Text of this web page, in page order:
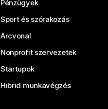
Pénzügyek
Sport és szórakozás
Arcvonal
Nonprofit szervezetek
Startupok
Hibrid munkavégzés